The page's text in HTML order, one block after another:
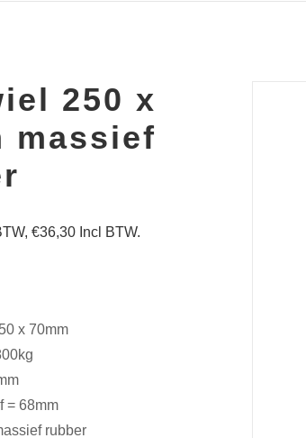
250 x
massief
€36,30 Incl BTW.
x 70mm
= 68mm
rubber